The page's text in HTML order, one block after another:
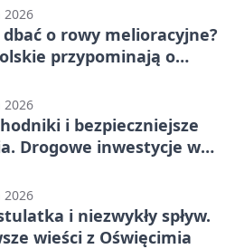
o rowy melioracyjne?
przypominają o
i bezpieczniejsze
Drogowe inwestycje w
i niezwykły spływ.
wieści z Oświęcimia